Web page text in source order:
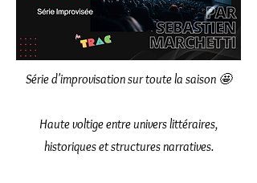
Série d'improvisation sur toute la saison 🤩
Haute voltige entre univers littéraires,
historiques et structures narratives.